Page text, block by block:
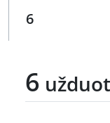
6